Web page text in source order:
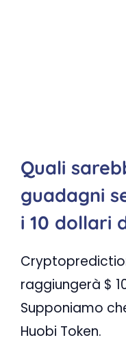
Quali
guadagni
i 10 dollari
raggiungerà $
Supponiamo
Huobi Token.